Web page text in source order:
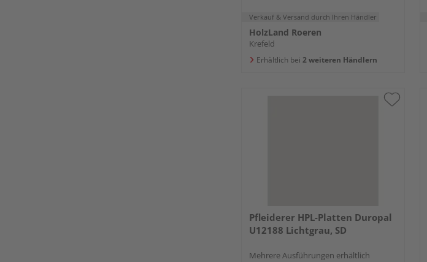
Verkauf & Versand durch Ihren Händler
HolzLand Roeren
Krefeld
Erhältlich bei 2 weiteren Händlern
Pfleiderer HPL-Platten Duropal
U12188 Lichtgrau, SD
Mehrere Ausführungen erhältlich